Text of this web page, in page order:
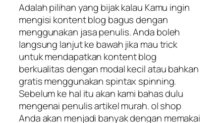
Adalah pilihan yang bijak kalau Kamu ingin
mengisi kontent blog bagus dengan
menggunakan jasa penulis. Anda boleh
langsung lanjut ke bawah jika mau trick
untuk mendapatkan kontent blog
berkualitas dengan modal kecil atau bahkan
gratis menggunakan spintax spinning.
Sebelum ke hal itu akan kami bahas dulu
mengenai penulis artikel murah. ol shop
Anda akan menjadi banyak dengan memakai